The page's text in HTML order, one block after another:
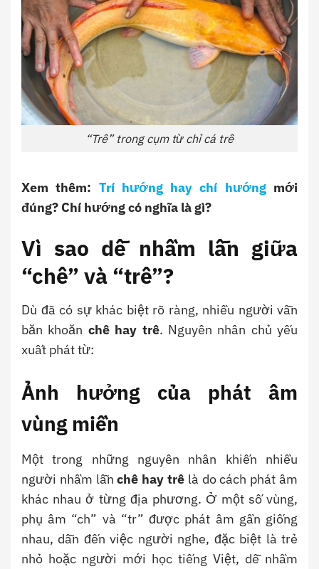
“Trê” trong cụm từ chỉ cá trê
Xem thêm: Trí hướng hay chí hướngmới
đúng? Chí hướng có nghĩa là gì?
Vì sao dễ nhầm lẫn giữa
“chê” và “trê”?
Dù đã có sự khác biệt rõ ràng, nhiều người vẫn
băn khoăn chê hay trê. Nguyên nhân chủ yếu
xuất phát từ:
Ảnh hưởng của phát âm
vùng miền
Một trong những nguyên nhân khiến nhiều
người nhầm lẫnchê hay trê là do cách phát âm
khác nhau ở từng địa phương. Ở một số vùng,
phụ âm “ch” và “tr” được phát âm gần giống
nhau, dẫn đến việc người nghe, đặc biệt là trẻ
nhỏ hoặc người mới học tiếng Việt, dễ nhầm